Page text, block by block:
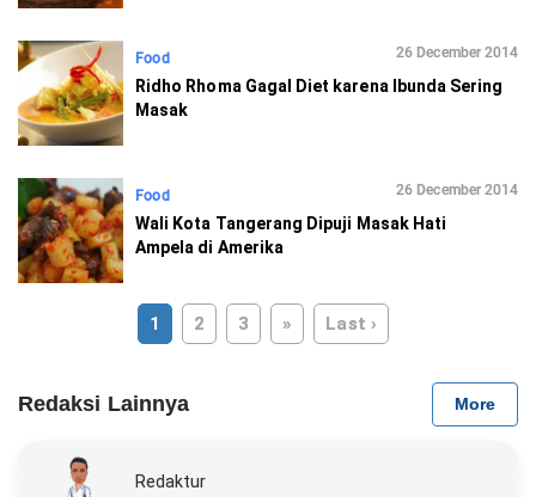
Food 26 December 2014
Ridho Rhoma Gagal Diet karena Ibunda Sering
Masak
Food 26 December 2014
Wali Kota Tangerang Dipuji Masak Hati
Ampela di Amerika
1 2 3 » Last ›
Redaksi Lainnya More
Redaktur